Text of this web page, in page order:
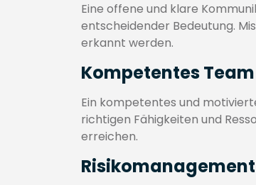
Eine offene und klare
entscheidender Bedeutung.
erkannt werden.
Kompetentes Team
Ein kompetentes und
richtigen Fähigkeiten und
erreichen.
Risikomanagement